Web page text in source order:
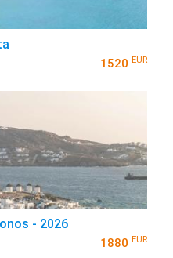
1520 EUR
- 2026
1880 EUR